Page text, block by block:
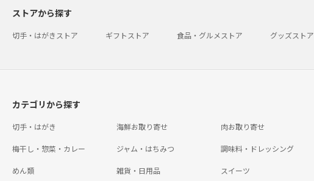
ストアから探す
切手・はがきストア ギフトストア 食品・グルメストア グッズストア
カテゴリから探す
切手・はがき 海鮮お取り寄せ 肉お取り寄せ
梅干し・惣菜・カレー ジャム・はちみつ 調味料・ドレッシング
めん類 雑貨・日用品 スイーツ